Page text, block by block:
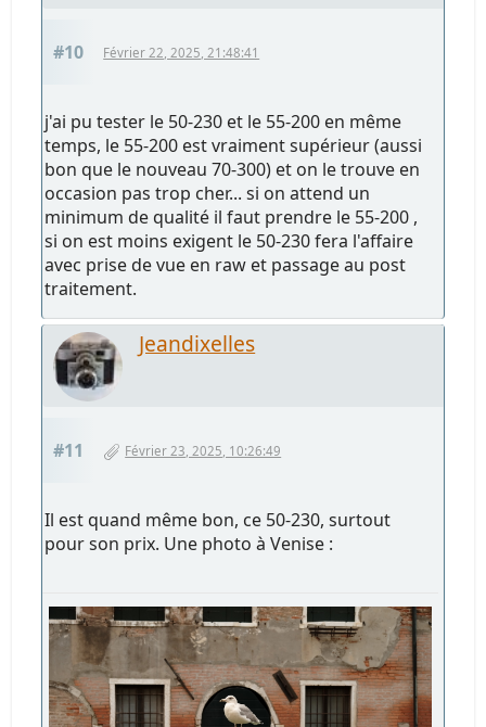
#10 Février 22, 2025, 21:48:41
j'ai pu tester le 50-230 et le 55-200 en même
temps, le 55-200 est vraiment supérieur (aussi
bon que le nouveau 70-300) et on le trouve en
occasion pas trop cher... si on attend un
minimum de qualité il faut prendre le 55-200 ,
si on est moins exigent le 50-230 fera l'affaire
avec prise de vue en raw et passage au post
traitement.
Jeandixelles
#11 Février 23, 2025, 10:26:49
Il est quand même bon, ce 50-230, surtout
pour son prix. Une photo à Venise :